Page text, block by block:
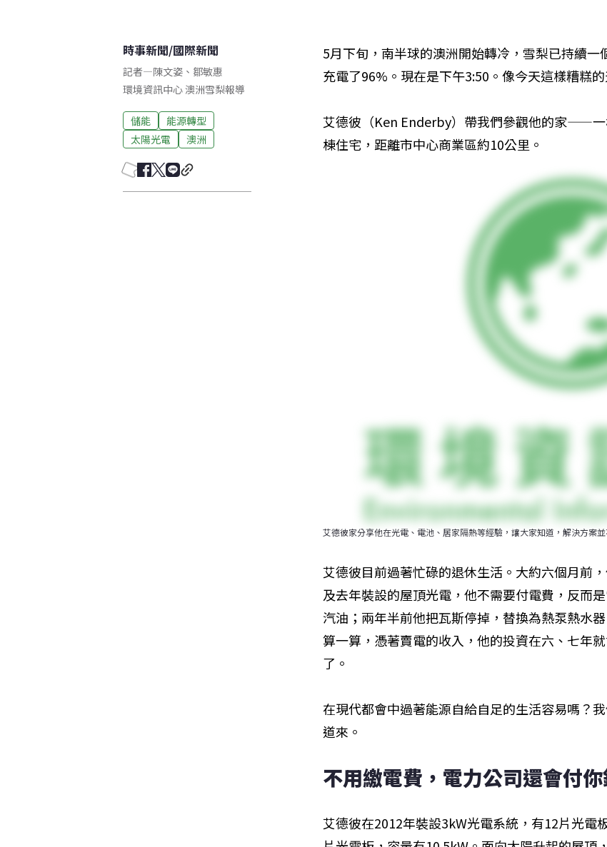
時事新聞/國際新聞
記者—陳文姿 、 鄒敏惠
環境資訊中心 澳洲雪梨報導
儲能
能源轉型
太陽光電
澳洲
5月下旬，南半球的澳洲開始轉冷，雪梨已持續
充電了96%。現在是下午3:50。像今天這樣糟糕
艾德彼（Ken Enderby）帶我們參觀他的家——
棟住宅，距離市中心商業區約10公里。
艾德彼家分享他在光電、電池、居家隔熱等經驗，讓大家知道，解決方案
艾德彼目前過著忙碌的退休生活。大約六個月前
及去年裝設的屋頂光電，他不需要付電費，反而
汽油；兩年半前他把瓦斯停掉，替換為熱泵熱水
算一算，憑著賣電的收入，他的投資在六、七
了。
在現代都會中過著能源自給自足的生活容易嗎？
道來。
不用繳電費，電力公司還會付
艾德彼在2012年裝設3kW光電系統，有12片光電